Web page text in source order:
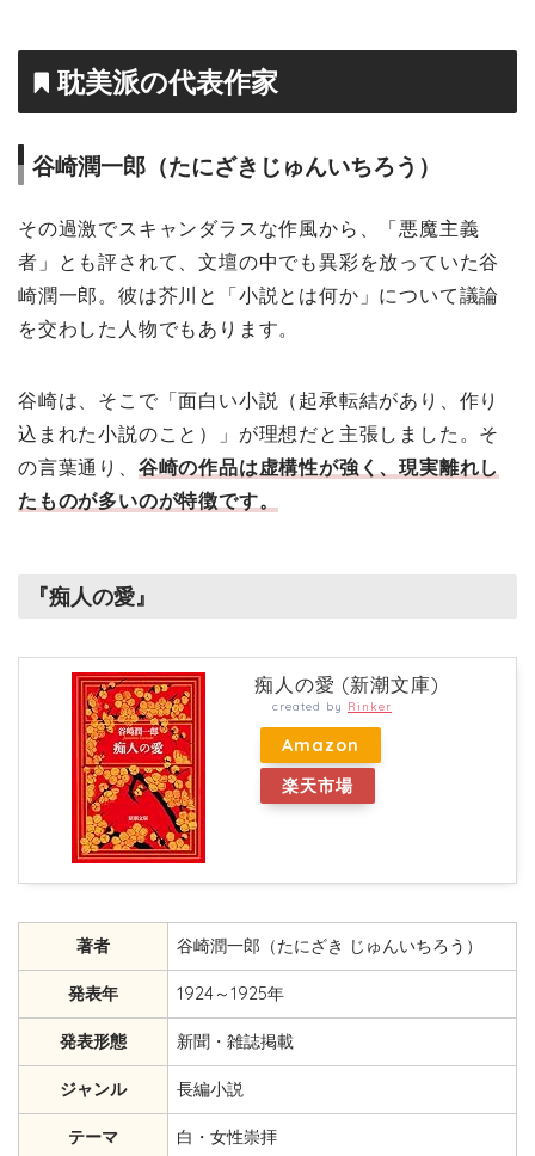
耽美派の代表作家
谷崎潤一郎（たにざきじゅんいちろう）
その過激でスキャンダラスな作風から、「悪魔主義
者」とも評されて、文壇の中でも異彩を放っていた谷
崎潤一郎。彼は芥川と「小説とは何か」について議論
を交わした人物でもあります。
谷崎は、そこで「面白い小説（起承転結があり、作り
込まれた小説のこと）」が理想だと主張しました。そ
の言葉通り、 谷崎の作品は虚構性が強く、現実離れし
たものが多いのが特徴です。
『痴人の愛』
痴人の愛 (新潮文庫)
created by Rinker
Amazon
楽天市場
著者 谷崎潤一郎（たにざき じゅんいちろう）
発表年 1924～1925年
発表形態 新聞・雑誌掲載
ジャンル 長編小説
テーマ 白・女性崇拝